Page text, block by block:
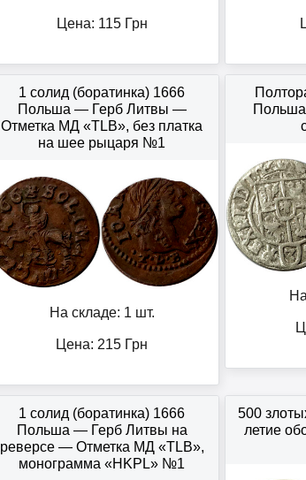
Цена: 115Грн
1 солид (боратинка) 1666
Польша — Герб Литвы —
Отметка МД «TLB», без платка
на шее рыцаря №1
На складе: 1 шт.
Цена: 215 Грн
1 солид (боратинка) 1666
Польша — Герб Литвы на
реверсе — Отметка МД «TLB»,
монограмма «HKPL» №1
500
летие